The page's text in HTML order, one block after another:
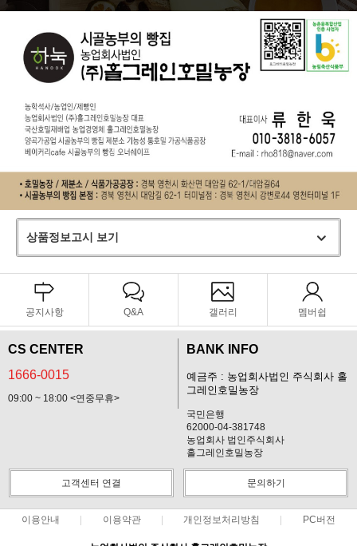
상품정보고시 보기
공지사항 Q&A 갤러리 멤버쉽
CS CENTER
1666-0015
09:00 ~ 18:00 <연중무휴>
BANK INFO
예금주 : 농업회사법인 주식회사 홀
그레인호밀농장
국민은행
62000-04-381748
농업회사 법인주식회사
홀그레인호밀농장
고객센터 연결 문의하기
이용안내 이용약관 개인정보처리방침 PC버전